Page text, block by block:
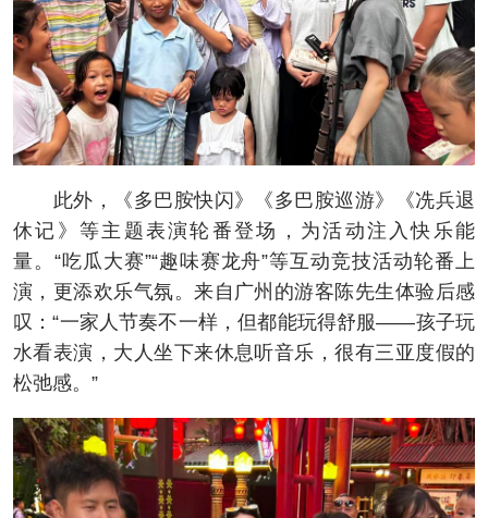
此外，《多巴胺快闪》《多巴胺巡游》《冼兵退
休记》等主题表演轮番登场，为活动注入快乐能
量。“吃瓜大赛”“趣味赛龙舟”等互动竞技活动轮番上
演，更添欢乐气氛。来自广州的游客陈先生体验后感
叹：“一家人节奏不一样，但都能玩得舒服——孩子玩
水看表演，大人坐下来休息听音乐，很有三亚度假的
松弛感。”